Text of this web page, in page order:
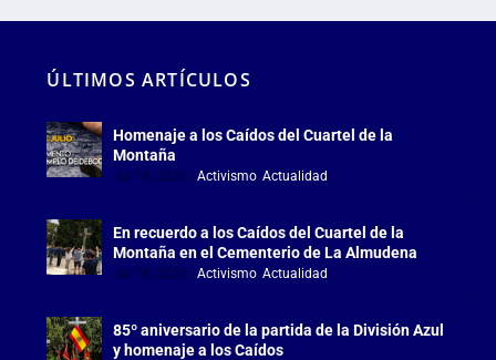
ÚLTIMOS ARTÍCULOS
Homenaje a los Caídos del Cuartel de la
Montaña
Jul 18, 2026 |Activismo,Actualidad
En recuerdo a los Caídos del Cuartel de la
Montaña en el Cementerio de La Almudena
Jul 18, 2026 |Activismo,Actualidad
85º aniversario de la partida de la División Azul
y homenaje a los Caídos